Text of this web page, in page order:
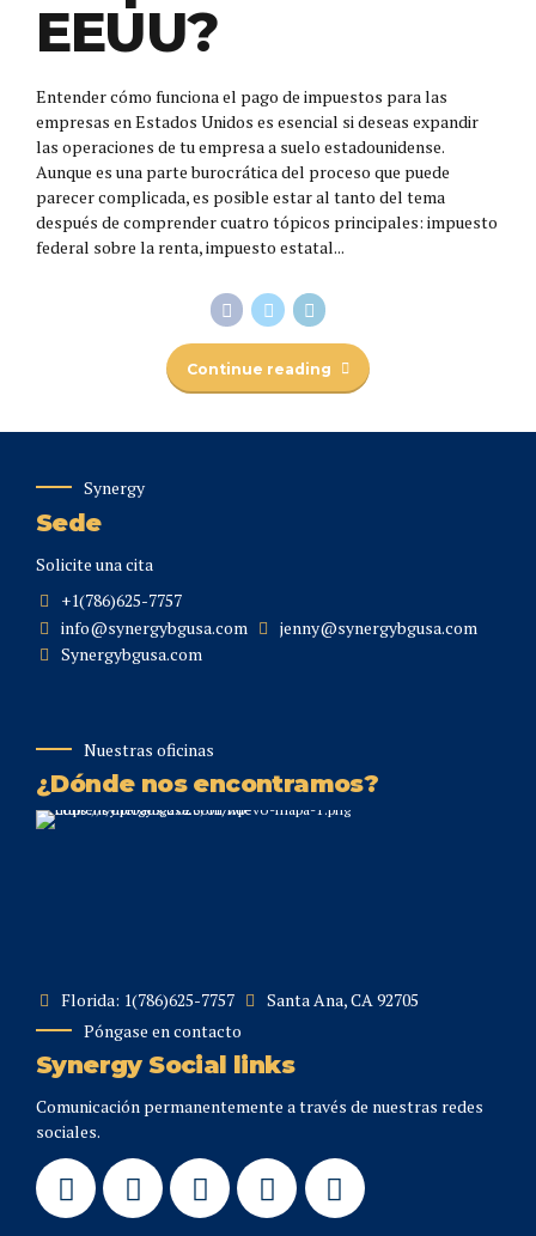
EEUU?
Entender cómo funciona el pago de impuestos para las
empresas en Estados Unidos es esencial si deseas expandir
las operaciones de tu empresa a suelo estadounidense.
Aunque es una parte burocrática del proceso que puede
parecer complicada, es posible estar al tanto del tema
después de comprender cuatro tópicos principales: impuesto
federal sobre la renta, impuesto estatal...
Continue reading
Synergy
Sede
Solicite una cita
+1(786)625-7757
info@synergybgusa.com
jenny@synergybgusa.com
Synergybgusa.com
Nuestras oficinas
¿Dónde nos encontramos?
Florida: 1(786)625-7757
Santa Ana, CA 92705
Póngase en contacto
Synergy Social links
Comunicación permanentemente a través de nuestras redes
sociales.